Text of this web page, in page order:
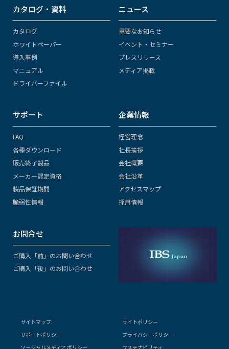
カタログ・資料
カタログ
ホワイトペーパー
導入事例
マニュアル
ドライバーファイル
ニュース
重要なお知らせ
イベント・セミナー
プレスリリース
メディア掲載
サポート
FAQ
各種ダウンロード
販売終了製品
メーカー認定資格
製品保証期間
脆弱性情報
企業情報
経営理念
社長挨拶
会社概要
会社沿革
アクセスマップ
採用情報
お問合せ
ご購入「前」のお問い合わせ
ご購入「後」のお問い合わせ
サイトマップ
サイトポリシー
サポートポリシー
プライバシーポリシー
ソーシャルメディア ポリシー
サステナビリティ